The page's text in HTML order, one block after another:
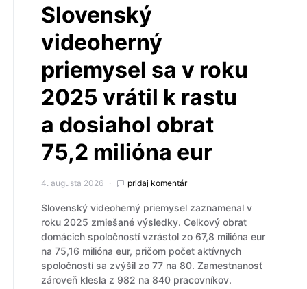
Slovenský
videoherný
priemysel sa v roku
2025 vrátil k rastu
a dosiahol obrat
75,2 milióna eur
4. augusta 2026 pridaj komentár
Slovenský videoherný priemysel zaznamenal v
roku 2025 zmiešané výsledky. Celkový obrat
domácich spoločností vzrástol zo 67,8 milióna eur
na 75,16 milióna eur, pričom počet aktívnych
spoločností sa zvýšil zo 77 na 80. Zamestnanosť
zároveň klesla z 982 na 840 pracovníkov.